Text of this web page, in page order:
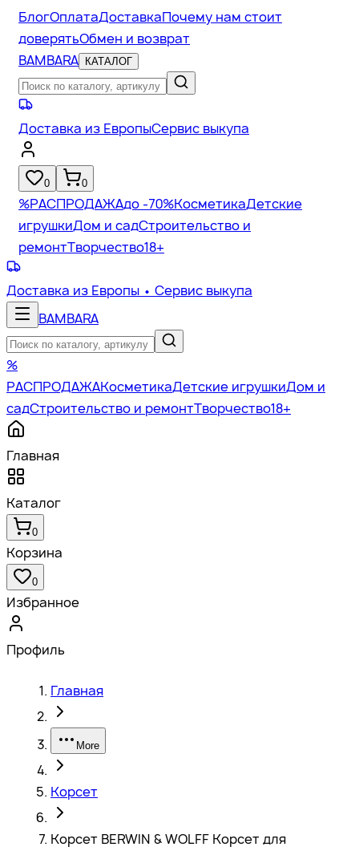
БлогОплатаДоставкаПочему нам стоит
доверятьОбмен и возврат
BAMBARA
КАТАЛОГ
Доставка из ЕвропыСервис выкупа
0 0
%РАСПРОДАЖАдо -70%КосметикаДетские
игрушкиДом и садСтроительство и
ремонтТворчество18+
Доставка из Европы • Сервис выкупа
BAMBARA
%
РАСПРОДАЖАКосметикаДетские игрушкиДом и
садСтроительство и ремонтТворчество18+
Главная
Каталог
0
Корзина
0
Избранное
Профиль
Главная
More
Корсет
Корсет BERWIN & WOLFF Корсет для